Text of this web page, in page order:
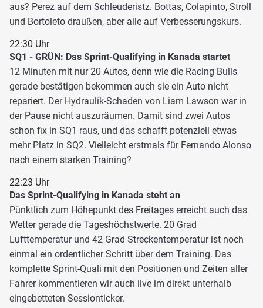
aus? Perez auf dem Schleuderistz. Bottas, Colapinto, Stroll
und Bortoleto draußen, aber alle auf Verbesserungskurs.
22:30 Uhr
SQ1 - GRÜN: Das Sprint-Qualifying in Kanada startet
12 Minuten mit nur 20 Autos, denn wie die Racing Bulls
gerade bestätigen bekommen auch sie ein Auto nicht
repariert. Der Hydraulik-Schaden von Liam Lawson war in
der Pause nicht auszuräumen. Damit sind zwei Autos
schon fix in SQ1 raus, und das schafft potenziell etwas
mehr Platz in SQ2. Vielleicht erstmals für Fernando Alonso
nach einem starken Training?
22:23 Uhr
Das Sprint-Qualifying in Kanada steht an
Pünktlich zum Höhepunkt des Freitages erreicht auch das
Wetter gerade die Tageshöchstwerte. 20 Grad
Lufttemperatur und 42 Grad Streckentemperatur ist noch
einmal ein ordentlicher Schritt über dem Training. Das
komplette Sprint-Quali mit den Positionen und Zeiten aller
Fahrer kommentieren wir auch live im direkt unterhalb
eingebetteten Sessionticker.